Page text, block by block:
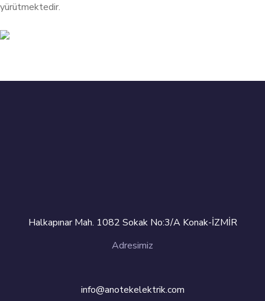
yürütmektedir.
Halkapınar Mah. 1082 Sokak No:3/A Konak-İZMİR
Adresimiz
info@anotekelektrik.com